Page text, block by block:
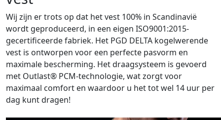
Wij zijn er trots op dat het vest 100% in Scandinavië
wordt geproduceerd, in een eigen ISO9001:2015-
gecertificeerde fabriek. Het PGD DELTA kogelwerende
vest is ontworpen voor een perfecte pasvorm en
maximale bescherming. Het draagsysteem is gevoerd
met Outlast® PCM-technologie, wat zorgt voor
maximaal comfort en waardoor u het tot wel 14 uur per
dag kunt dragen!